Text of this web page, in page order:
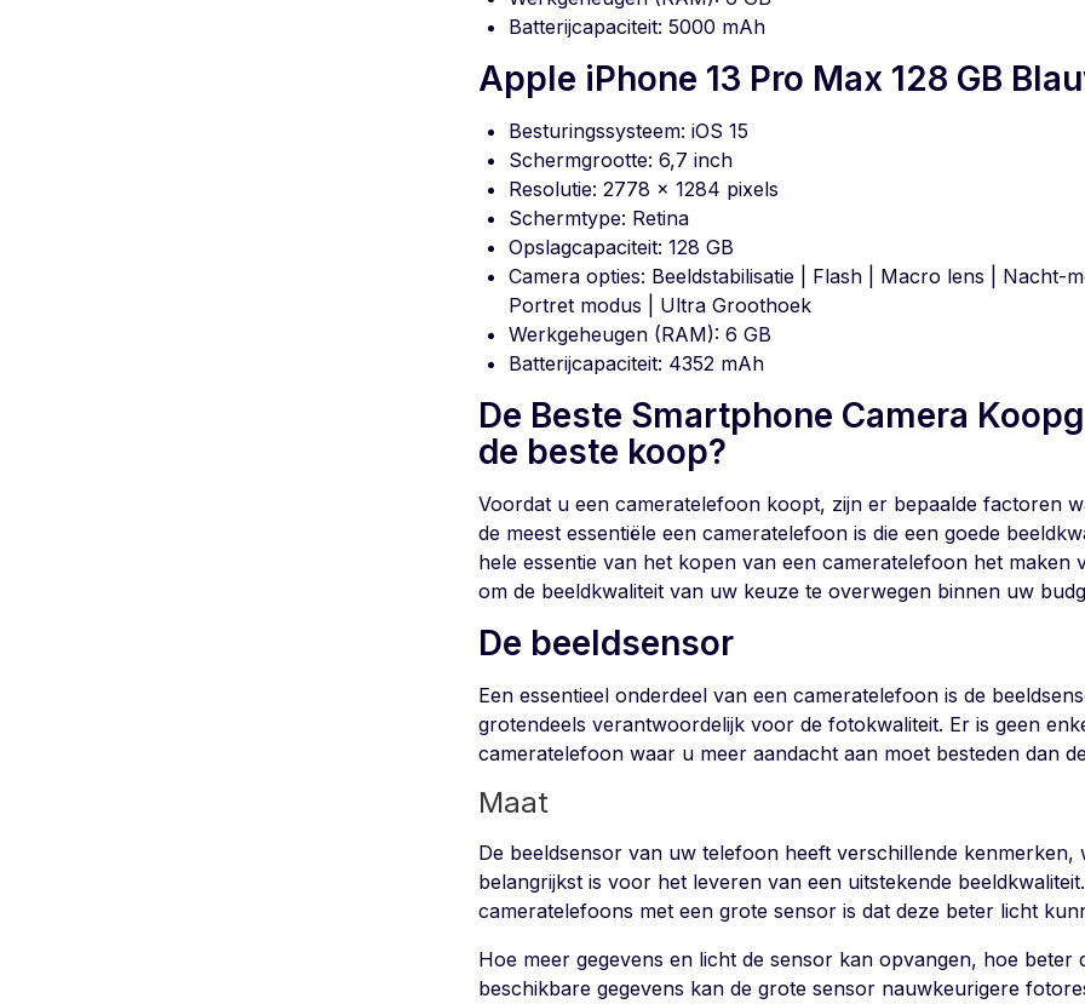
Batterijcapaciteit: 5000 mAh
Apple iPhone 13 Pro Max 128 GB
Besturingssysteem: iOS 15
Schermgrootte: 6,7 inch
Resolutie: 2778 x 1284 pixels
Schermtype: Retina
Opslagcapaciteit: 128 GB
Camera opties: Beeldstabilisatie | Flash | Macro lens | Nacht-
Portret modus | Ultra Groothoek
Werkgeheugen (RAM): 6 GB
Batterijcapaciteit: 4352 mAh
De Beste Smartphone Camera
de beste koop?
Voordat u een cameratelefoon koopt, zijn er bepaalde factoren
de meest essentiële een cameratelefoon is die een goede
hele essentie van het kopen van een cameratelefoon het maken
om de beeldkwaliteit van uw keuze te overwegen binnen uw
De beeldsensor
Een essentieel onderdeel van een cameratelefoon is de
grotendeels verantwoordelijk voor de fotokwaliteit. Er is geen
cameratelefoon waar u meer aandacht aan moet besteden dan
Maat
De beeldsensor van uw telefoon heeft verschillende kenmerken,
belangrijkst is voor het leveren van een uitstekende
cameratelefoons met een grote sensor is dat deze beter licht
Hoe meer gegevens en licht de sensor kan opvangen, hoe beter
beschikbare gegevens kan de grote sensor nauwkeurigere